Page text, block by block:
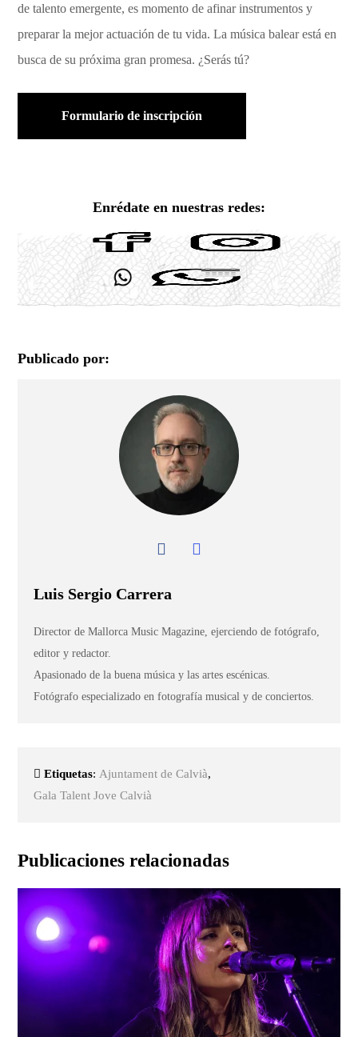
de talento emergente, es momento de afinar instrumentos y
preparar la mejor actuación de tu vida. La música balear está en
busca de su próxima gran promesa. ¿Serás tú?
Formulario de inscripción
Enrédate en nuestras redes:
Publicado por:
Luis Sergio Carrera
Director de Mallorca Music Magazine, ejerciendo de fotógrafo,
editor y redactor.
Apasionado de la buena música y las artes escénicas.
Fotógrafo especializado en fotografía musical y de conciertos.
Etiquetas: Ajuntament de Calvià,
Gala Talent Jove Calvià
Publicaciones relacionadas